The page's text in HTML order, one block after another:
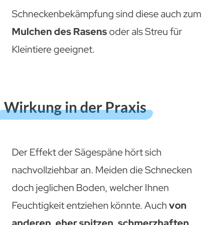
Schneckenbekämpfung sind diese auch zum
Mulchen des Rasensoder als Streu für
Kleintiere geeignet.
Wirkung in der Praxis
Der Effekt der Sägespäne hört sich
nachvollziehbar an. Meiden die Schnecken
doch jeglichen Boden, welcher Ihnen
Feuchtigkeit entziehen könnte. Auchvon